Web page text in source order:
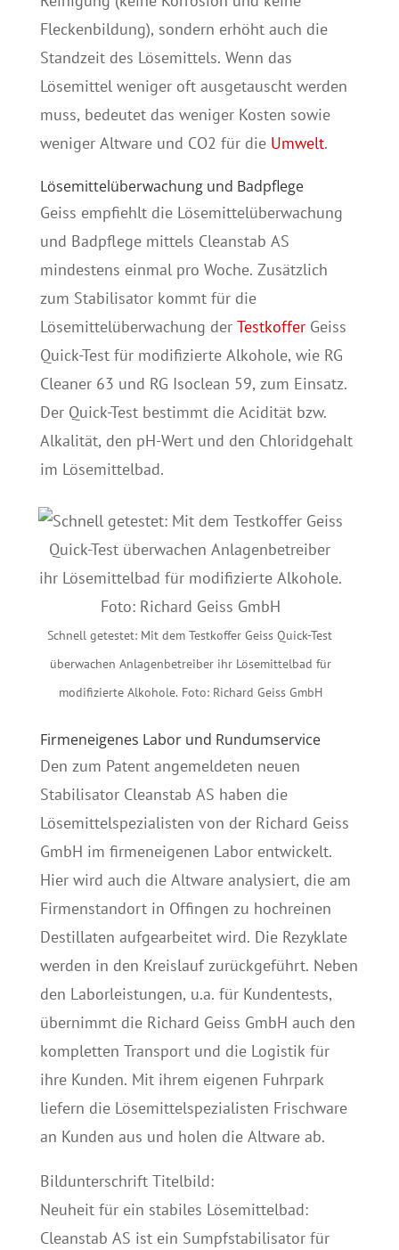
Fleckenbildung), sondern erhöht auch die
Standzeit des Lösemittels. Wenn das
Lösemittel weniger oft ausgetauscht werden
muss, bedeutet das weniger Kosten sowie
weniger Altware und CO2 für die Umwelt.
Lösemittelüberwachung und Badpflege
Geiss empfiehlt die Lösemittelüberwachung
und Badpflege mittels Cleanstab AS
mindestens einmal pro Woche. Zusätzlich
zum Stabilisator kommt für die
Lösemittelüberwachung der TestkofferGeiss
Quick-Test für modifizierte Alkohole, wie RG
Cleaner 63 und RG Isoclean 59, zum Einsatz.
Der Quick-Test bestimmt die Acidität bzw.
Alkalität, den pH-Wert und den Chloridgehalt
im Lösemittelbad.
Schnell getestet: Mit dem Testkoffer Geiss Quick-Test
überwachen Anlagenbetreiber ihr Lösemittelbad für
modifizierte Alkohole. Foto: Richard Geiss GmbH
Firmeneigenes Labor und Rundumservice
Den zum Patent angemeldeten neuen
Stabilisator Cleanstab AS haben die
Lösemittelspezialisten von der Richard Geiss
GmbH im firmeneigenen Labor entwickelt.
Hier wird auch die Altware analysiert, die am
Firmenstandort in Offingen zu hochreinen
Destillaten aufgearbeitet wird. Die Rezyklate
werden in den Kreislauf zurückgeführt. Neben
den Laborleistungen, u.a. für Kundentests,
übernimmt die Richard Geiss GmbH auch den
kompletten Transport und die Logistik für
ihre Kunden. Mit ihrem eigenen Fuhrpark
liefern die Lösemittelspezialisten Frischware
an Kunden aus und holen die Altware ab.
Bildunterschrift Titelbild:
Neuheit für ein stabiles Lösemittelbad:
Cleanstab AS ist ein Sumpfstabilisator für